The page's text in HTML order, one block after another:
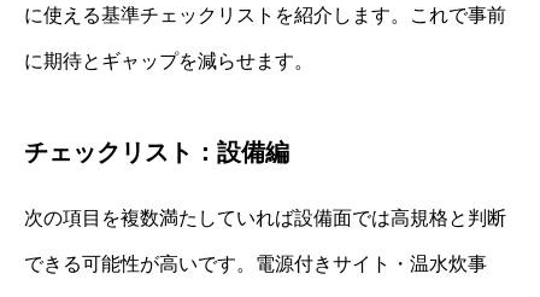
に使える基準チェックリストを紹介します。これで事前
に期待とギャップを減らせます。
チェックリスト：設備編
次の項目を複数満たしていれば設備面では高規格と判断
できる可能性が高いです。電源付きサイト・温水炊事